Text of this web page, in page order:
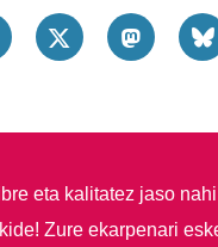
eta kalitatez jaso
Zure ekarpenari